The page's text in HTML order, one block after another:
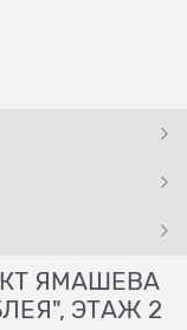
ЯМАШЕВА
ЭТАЖ 2